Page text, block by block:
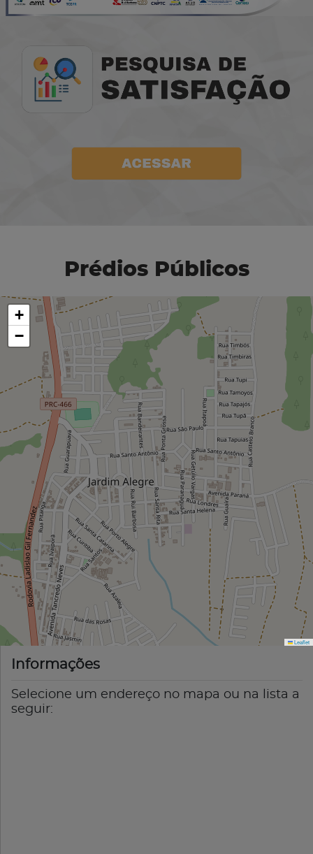
Prédios Públicos
+
−
Leaflet
Informações
Selecione um endereço no mapa ou na lista a
seguir: